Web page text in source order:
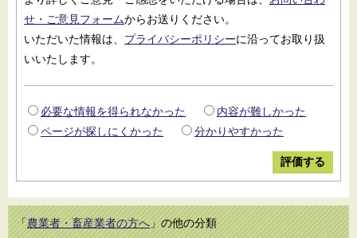
せ・ご意見フォームからお送りください。
いただいた情報は、 プライバシーポリシーに沿ってお取り扱
いいたします。
必要な情報を得られなかった
内容が難しかった
ページが探しにくかった
分かりやすかった
「農業者・畜産業者の方へ」の他の分類